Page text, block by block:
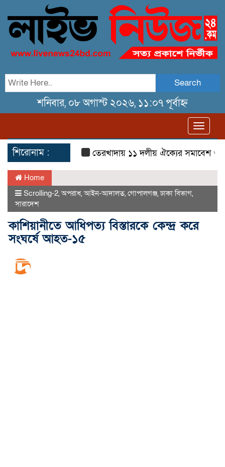
Search
শনিবার, ০৮ অগাস্ট ২০২৬, ১১:০৭ পূর্বাহ্ন
শিরোনাম : তেরখাদায় ১১ দলীয় ঐক্যের সমাবেশ ও গণ
Home
Scrolling-2,অপরাধ,আইন-আদালত, গোপালগঞ্জ,ঢাকা বিভাগ,
সারাদেশ
কাশিয়ানীতে আধিপত্য বিস্তারকে কেন্দ্র করে
সংঘর্ষে আহত-১৫